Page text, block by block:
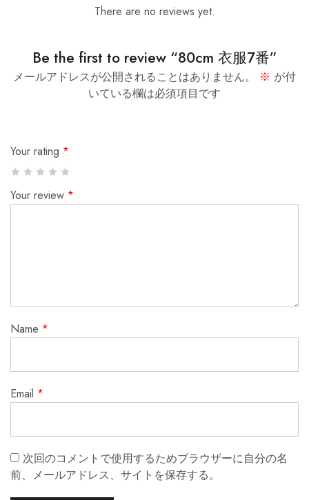
There are no reviews yet.
Be the first to review “80cm 衣服7番”
メールアドレスが公開されることはありません。 ※ が付
いている欄は必須項目です
Your rating *
Your review *
Name *
Email *
次回のコメントで使用するためブラウザーに自分の名
前、メールアドレス、サイトを保存する。